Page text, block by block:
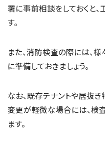
署に事前相談をしておくと
す。
また、消防検査の際には、
に準備しておきましょう。
なお、既存テナントや居抜
変更が軽微な場合には、検
ます。